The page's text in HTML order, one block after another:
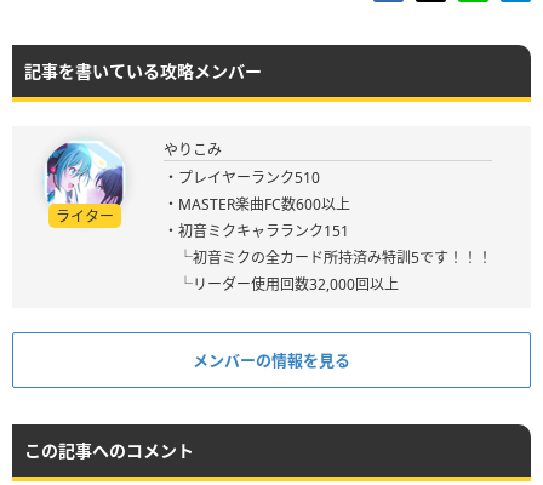
記事を書いている攻略メンバー
ライター
やりこみ
・プレイヤーランク510
・MASTER楽曲FC数600以上
・初音ミクキャラランク151
└初音ミクの全カード所持済み特訓5です！！！
└リーダー使用回数32,000回以上
メンバーの情報を見る
この記事へのコメント